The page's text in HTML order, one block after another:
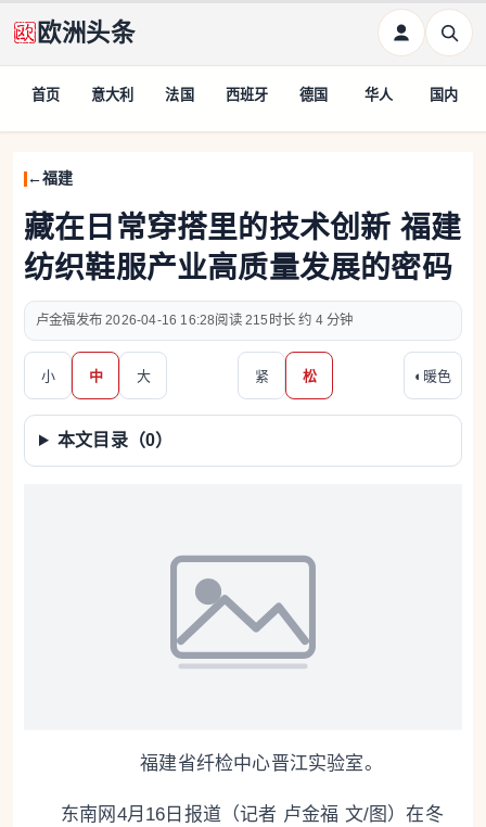
欧洲头条
首页 意大利 法国 西班牙 德国 华人 国内
福建
藏在日常穿搭里的技术创新 福建
纺织鞋服产业高质量发展的密码
卢金福 2026-04-16 16:28 215 约 4 分钟
小 中 大 紧 松 ◐ 暖色
本文目录（0）
福建省纤检中心晋江实验室。
东南网4月16日报道（记者 卢金福 文/图）在冬